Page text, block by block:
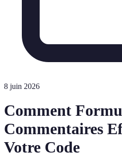
8 juin 2026
Comment
Commentaires
Votre Code